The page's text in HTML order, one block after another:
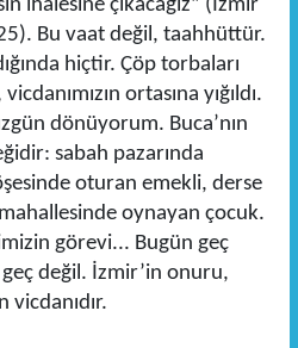
ihalesine çıkacağız” (İzmir
Bu vaat değil, taahhüttür.
hiçtir. Çöp torbaları
ortasına yığıldı.
dönüyorum. Buca’nın
sabah pazarında
oturan emekli, derse
oynayan çocuk.
görevi... Bugün geç
geç değil. İzmir’in onuru,
vicdanıdır.